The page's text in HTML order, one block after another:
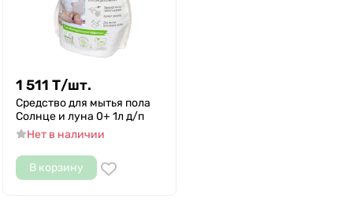
1 511 Т/шт.
Средство для мытья пола
Солнце и луна 0+ 1л д/п
Нет в наличии
В корзину